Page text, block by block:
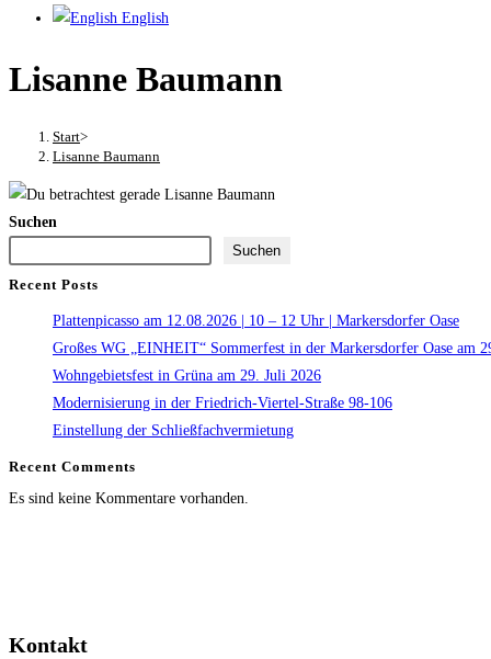
English
Lisanne Baumann
Start>
Lisanne Baumann
Suchen
Suchen
Recent Posts
Plattenpicasso am 12.08.2026 | 10 – 12 Uhr | Markersdorfer Oase
Großes WG „EINHEIT“ Sommerfest in der Markersdorfer Oase am
Wohngebietsfest in Grüna am 29. Juli 2026
Modernisierung in der Friedrich-Viertel-Straße 98-106
Einstellung der Schließfachvermietung
Recent Comments
Es sind keine Kommentare vorhanden.
Kontakt